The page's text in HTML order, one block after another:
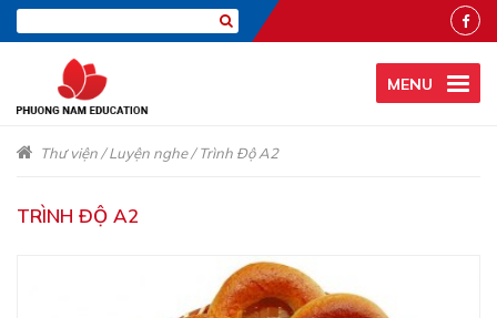
MENU
Thư viện/Luyện nghe/Trình Độ A2
TRÌNH ĐỘ A2